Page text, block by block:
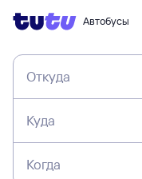
Автобусы
Откуда
Куда
Когда